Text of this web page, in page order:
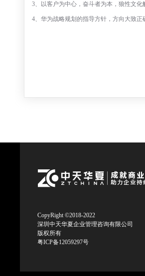
3、以客户为中心，奋斗者为本，狼性文化
4、华为战略规划的指导方针，方向大致正
CopyRight ©2018-2022
深圳中天华夏企业管理咨询有限公司
版权所有
粤ICP备12059297号